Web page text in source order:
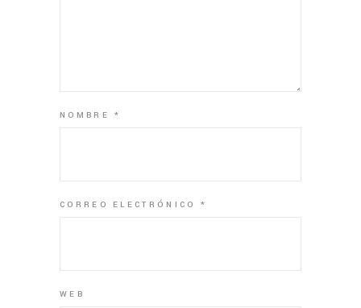
NOMBRE*
CORREO ELECTRÓNICO *
WEB